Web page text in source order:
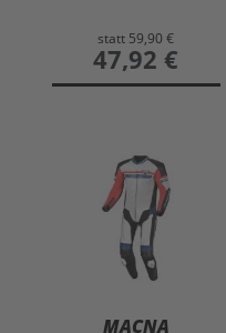
statt 59,90 €
preis
47,92 €
MACNA